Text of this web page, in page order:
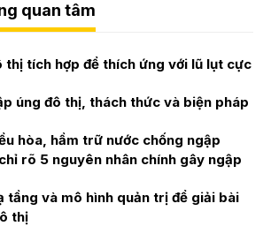
quan tâm
thị tích hợp để thích ứng với lũ lụt cực
úng đô thị, thách thức và biện pháp
hòa, hầm trữ nước chống ngập
rõ 5 nguyên nhân chính gây ngập
tầng và mô hình quản trị để giải bài
thị